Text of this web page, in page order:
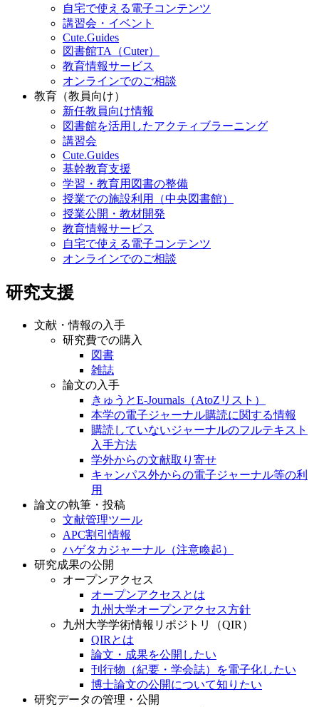
自宅で使える電子コンテンツ
講習会・イベント
Cute.Guides
図書館TA（Cuter）
教育情報サービス
オンラインでのご相談
教育（教員向け）
新任教員向け情報
図書館を活用したアクティブラーニング
講習会
Cute.Guides
基幹教育支援
学習・教育用図書の整備
授業での施設利用（中央図書館）
授業公開・教材開発
教育情報サービス
自宅で使える電子コンテンツ
オンラインでのご相談
研究支援
文献・情報の入手
研究費での購入
図書
雑誌
論文の入手
きゅうとE-Journals（AtoZリスト）
本学の電子ジャーナル購読に関する情報
購読していないジャーナルのフルテキスト
入手方法
学外からの文献取り寄せ
キャンパス外からの電子ジャーナル等の利
用
論文の執筆・投稿
文献管理ツール
APC割引情報
ハゲタカジャーナル（注意喚起）
研究成果の公開
オープンアクセス
オープンアクセスとは
九州大学オープンアクセス方針
九州大学学術情報リポジトリ（QIR）
QIRとは
論文・成果を公開したい
刊行物（紀要・学会誌）を電子化したい
博士論文の公開について知りたい
研究データの管理・公開